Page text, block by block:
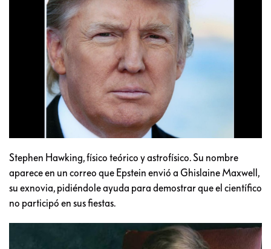
Stephen Hawking, físico teórico y astrofísico. Su nombre
aparece en un correo que Epstein envió a Ghislaine Maxwell,
su exnovia, pidiéndole ayuda para demostrar que el científico
no participó en sus fiestas.